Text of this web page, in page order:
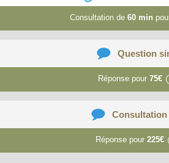
Consultation de 60 min
Question
Réponse pour 75€
Consultation
Réponse pour 225€